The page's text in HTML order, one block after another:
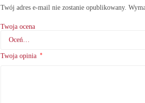
Twój adres e-mail nie zostanie opublikowany.
Twoja ocena
Twoja opinia *